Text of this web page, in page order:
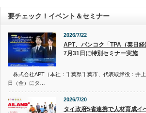
要チェック！イベント＆セミナー
2026/7/22
APT、バンコク「TPA（泰日
7月31日に特別セミナー実施
株式会社APT（本社：千葉県千葉市、代表取締役：井
日（金）にタ…
2026/7/20
タイ政府5省連携で人材育成イ